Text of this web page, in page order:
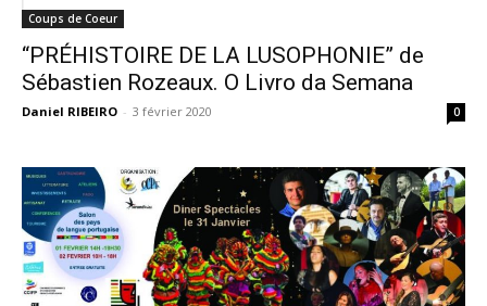
Coups de Coeur
“PRÉHISTOIRE DE LA LUSOPHONIE” de
Sébastien Rozeaux. O Livro da Semana
Daniel RIBEIRO - 3 février 2020 0